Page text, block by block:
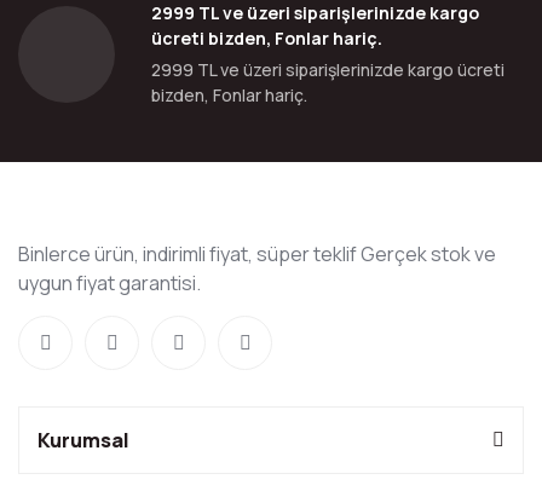
2999 TL ve üzeri siparişlerinizde kargo
ücreti bizden, Fonlar hariç.
2999 TL ve üzeri siparişlerinizde kargo ücreti
bizden, Fonlar hariç.
Binlerce ürün, indirimli fiyat, süper teklif Gerçek stok ve
uygun fiyat garantisi.
Kurumsal